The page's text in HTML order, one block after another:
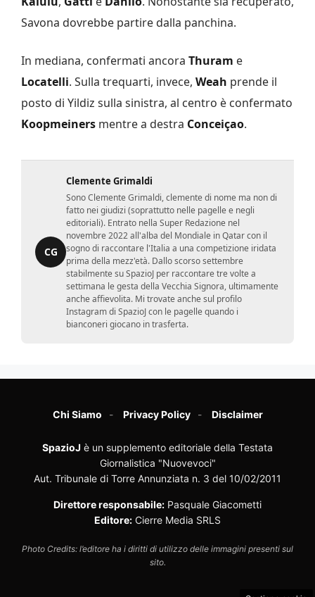
Savona dovrebbe partire dalla panchina.
In mediana, confermati ancora Thuram e
Locatelli. Sulla trequarti, invece, Weah prende il
posto di Yildiz sulla sinistra, al centro è confermato
Koopmeiners mentre a destra Conceiçao.
CG
Clemente Grimaldi
Sono Clemente Grimaldi, clemente di nome ma non di
fatto nei giudizi (soprattutto nelle pagelle e negli
editoriali). Entrato nella Super Redazione nel
novembre 2022 all'alba del Mondiale in Qatar con il
sogno di raccontare l'Italia a una competizione iridata
prima della mezz'età. Dallo scorso settembre
stabilmente su SpazioJ per raccontare tre volte a
settimana le gesta della Vecchia Signora, ultimamente
anche affievolita. Mi trovate anche sul profilo
Instagram di SpazioJ con le pagelle quando i
bianconeri giocano in trasferta.
Chi Siamo Privacy Policy Disclaimer
SpazioJ è un supplemento editoriale della Testata
Giornalistica "Nuovevoci"
Aut. Tribunale di Torre Annunziata n. 3 del 10/02/2011
Direttore responsabile: Pasquale Giacometti
Editore: Cierre Media SRLS
Photo Credits: l’editore ha i diritti di utilizzo delle immagini presenti sul
sito.